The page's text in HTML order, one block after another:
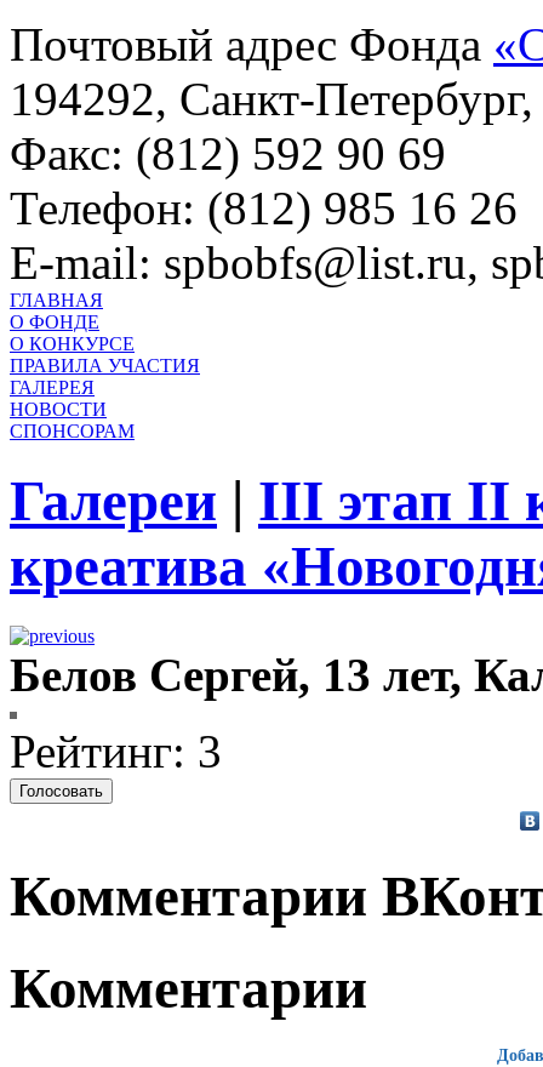
Почтовый адрес Фонда
194292, Санкт-
Факс: (812) 592 90 69
Телефон: (812) 985 16 26
E-mail: spbobfs@list.ru,
ГЛАВНАЯ
О ФОНДЕ
О КОНКУРСЕ
ПРАВИЛА УЧАСТИЯ
ГАЛЕРЕЯ
НОВОСТИ
СПОНСОРАМ
Галереи | III этап II
креатива
Белов Сергей, 13 лет,
Рейтинг: 3
Комментарии
Комментарии